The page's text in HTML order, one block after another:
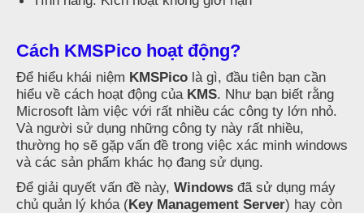
Cách KMSPico hoạt động?
Để hiểu khái niệm KMSPico là gì, đầu tiên bạn cần
hiểu về cách hoạt động của KMS. Như bạn biết rằng
Microsoft làm việc với rất nhiều các công ty lớn nhỏ.
Và người sử dụng những công ty này rất nhiều,
thường họ sẽ gặp vấn đề trong việc xác minh windows
và các sản phẩm khác họ đang sử dụng.
Để giải quyết vấn đề này, Windows đã sử dụng máy
chủ quản lý khóa (Key Management Server) hay còn